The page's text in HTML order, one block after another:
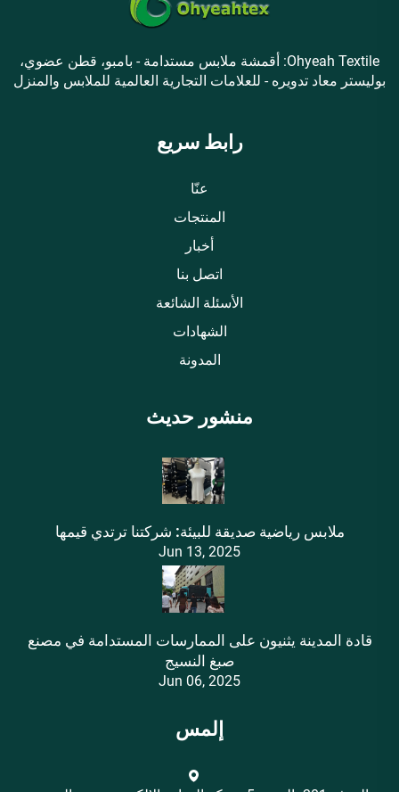
Ohyeah Textile: أقمشة ملابس مستدامة - بامبو، قطن عضوي،
بوليستر معاد تدويره - للعلامات التجارية العالمية للملابس والمنزل
رابط سريع
عنّا
المنتجات
أخبار
اتصل بنا
الأسئلة الشائعة
الشهادات
المدونة
منشور حديث
ملابس رياضية صديقة للبيئة: شركتنا ترتدي قيمها
Jun 13, 2025
قادة المدينة يثنيون على الممارسات المستدامة في مصنع
صبغ النسيج
Jun 06, 2025
إلمس